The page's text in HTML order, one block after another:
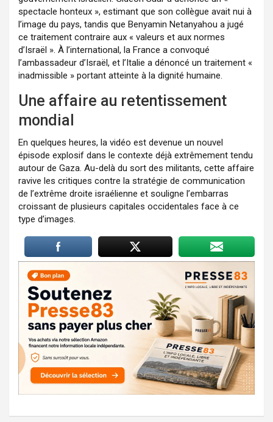
spectacle honteux », estimant que son collègue avait nui à
l’image du pays, tandis que Benyamin Netanyahou a jugé
ce traitement contraire aux « valeurs et aux normes
d’Israël ». À l’international, la France a convoqué
l’ambassadeur d’Israël, et l’Italie a dénoncé un traitement «
inadmissible » portant atteinte à la dignité humaine.
Une affaire au retentissement
mondial
En quelques heures, la vidéo est devenue un nouvel
épisode explosif dans le contexte déjà extrêmement tendu
autour de Gaza. Au-delà du sort des militants, cette affaire
ravive les critiques contre la stratégie de communication
de l’extrême droite israélienne et souligne l’embarras
croissant de plusieurs capitales occidentales face à ce
type d’images.